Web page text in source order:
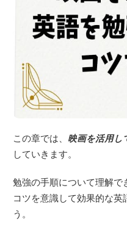
この章では、 映画を活用し
していきます。
勉強の手順について理解で
コツを意識して効果的な英
う。